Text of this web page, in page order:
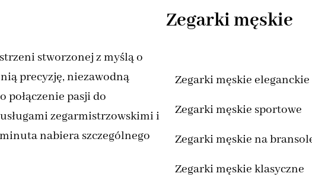
stworzonej z myślą o
precyzję, niezawodną
połączenie pasji do
zegarmistrzowskimi i
nabiera szczególnego
Zegarki męskie
Zegarki męskie eleganckie
Zegarki męskie sportowe
Zegarki męskie na
Zegarki męskie klasyczne